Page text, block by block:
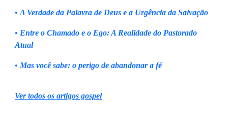
• A Verdade da Palavra de Deus e a Urgência da Salvação
• Entre o Chamado e o Ego: A Realidade do Pastorado
Atual
• Mas você sabe: o perigo de abandonar a fé
Ver todos os artigos gospel